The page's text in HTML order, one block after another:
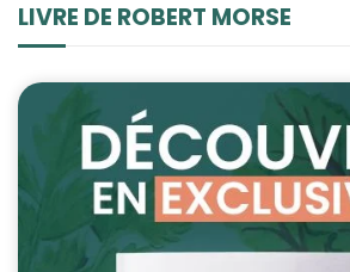
LIVRE DE ROBERT MORSE